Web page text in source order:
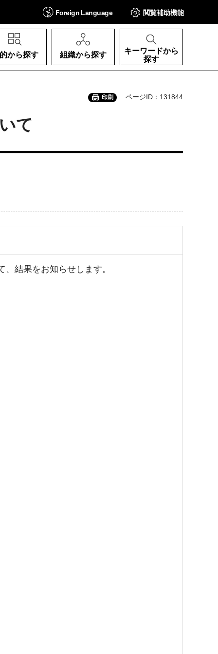
Foreign Language 閲覧補助機能
から探す 組織から探す
キーワードから
探す
印刷 ページID：131844
て
結果をお知らせします。